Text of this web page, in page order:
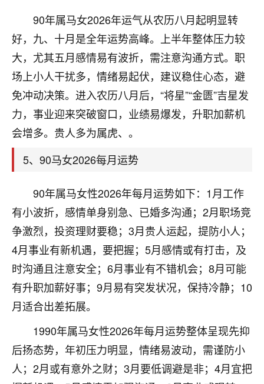
90年属马女2026年运气从农历八月起明显转
好，九、十月是全年运势高峰。上半年整体压力较
大，尤其五月感情易有波折，需注意沟通方式。职
场上小人干扰多，情绪易起伏，建议稳住心态，避
免冲动决策。进入农历八月后，“将星”“金匮”吉星发
力，事业迎来突破窗口，业绩易爆发，升职加薪机
会增多。贵人多为属虎、。
5、90马女2026每月运势
90年属马女性2026年每月运势如下：1月工作
有小波折，感情单身别急、已婚多沟通；2月职场竞
争激烈，投资理财要稳；3月贵人运起，提防小人；
4月事业有新机遇，要把握；5月感情或有打击，及
时沟通且注意安全；6月事业有不错机会；8月可能
有升职加薪好事；9月易有突发状况，保持冷静；10
月适合出差拓展。
1990年属马女性2026年每月运势整体呈现先抑
后扬态势，年初压力明显，情绪易波动，需谨防小
人；2月或有意外之财；3月要低调避是非；4月宜把
址、风水、还有开业日子，哪哪都看了，虽然
大环境不好，但是我家生意还可以，前几天又
刚找老师做了补财库，希望财运更好一点！
2小时前 来自海南 18
梦醒时分
我女儿高二叛逆，大半年不上学，一说她就要死要活
的，把我们两口子愁的不行，朋友给我推荐的慧来老
做完，我女儿跟变了个人一样，不期望她能考多好的
康康的我就很知足了！
鹿森 ：可怜天下父母心啊！
3小时前 来自河北 16
付深
我是公司人事调整，有升迁机会，但同时竞争的我们
三个，找老师的时候是抱着侥幸心理，没想到老师看
着我晋升有望，我半信半疑的按照老师建议，做了化
太岁还有一个发钱粮，本来年前的人事调整，拖到年
后，我以为都没戏了，结果开年一上班，开会提拔升
职第一个就是我，职务无所谓，主要是底薪加了
3000，非常开心，无论如何，感恩感谢！🙏🏻